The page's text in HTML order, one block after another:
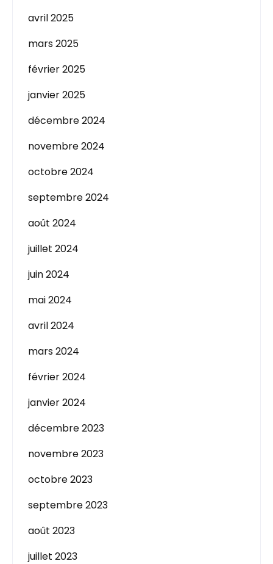
avril 2025
mars 2025
février 2025
janvier 2025
décembre 2024
novembre 2024
octobre 2024
septembre 2024
août 2024
juillet 2024
juin 2024
mai 2024
avril 2024
mars 2024
février 2024
janvier 2024
décembre 2023
novembre 2023
octobre 2023
septembre 2023
août 2023
juillet 2023